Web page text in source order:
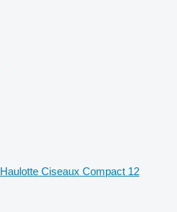
Haulotte Ciseaux Compact 12